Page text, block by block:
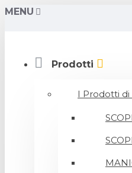
MENU
Prodotti
I Prodotti di